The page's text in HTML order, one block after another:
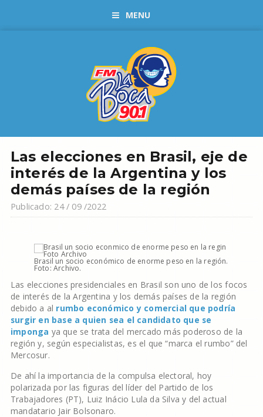
MENU
Las elecciones en Brasil, eje de
interés de la Argentina y los
demás países de la región
Publicado: 24 / 09 /2022
Brasil un socio económico de enorme peso en la región.
Foto: Archivo.
Las elecciones presidenciales en Brasil son uno de los focos
de interés de la Argentina y los demás países de la región
debido a al rumbo económico y comercial que podría
surgir en base a quien sea el candidato que se
imponga ya que se trata del mercado más poderoso de la
región y, según especialistas, es el que “marca el rumbo” del
Mercosur.
De ahí la importancia de la compulsa electoral, hoy
polarizada por las figuras del líder del Partido de los
Trabajadores (PT), Luiz Inácio Lula da Silva y del actual
mandatario Jair Bolsonaro.